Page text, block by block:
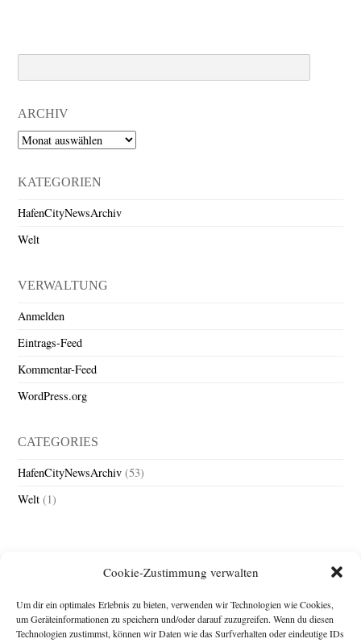
Cookie-Zustimmung verwalten
Um dir ein optimales Erlebnis zu bieten, verwenden wir Technologien wie Cookies,
um Geräteinformationen zu speichern und/oder darauf zuzugreifen. Wenn du diesen
Technologien zustimmst, können wir Daten wie das Surfverhalten oder eindeutige IDs
ARCHIV
Archiv
KATEGORIEN
HafenCityNewsArchiv
Welt
VERWALTUNG
Anmelden
Eintrags-Feed
Kommentar-Feed
WordPress.org
CATEGORIES
HafenCityNewsArchiv (53)
Welt (1)